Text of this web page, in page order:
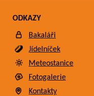
ODKAZY
Bakaláři
Jídelníček
Meteostanice
Fotogalerie
Kontakty